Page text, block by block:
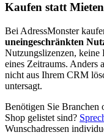
Kaufen statt
Bei AdressMonster
uneingeschränkten
Nutzungslizenzen,
eines Zeitraums. Anders
nicht aus Ihrem CRM
untersagt.
Benötigen Sie Branchen
Shop gelistet sind?
Wunschadressen